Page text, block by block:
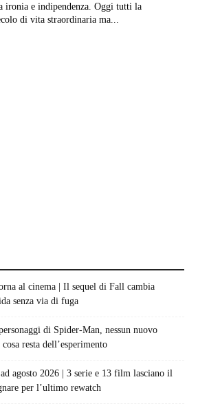
ironia e indipendenza. Oggi tutti la
di vita straordinaria ma...
al cinema | Il sequel di Fall cambia
senza via di fuga
di Spider-Man, nessun nuovo
resta dell’esperimento
agosto 2026 | 3 serie e 13 film lasciano il
per l’ultimo rewatch